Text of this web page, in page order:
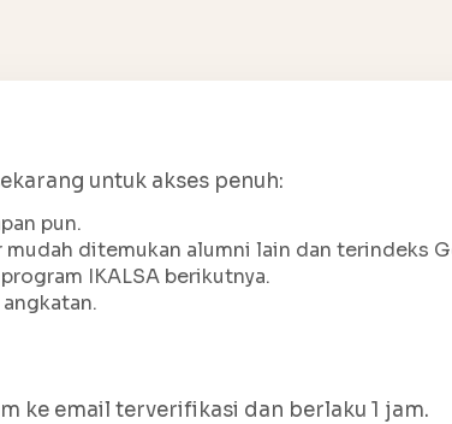
untuk akses penuh:
pun.
mudah ditemukan alumni lain dan terindeks
IKALSA berikutnya.
ke email terverifikasi dan berlaku 1 jam.